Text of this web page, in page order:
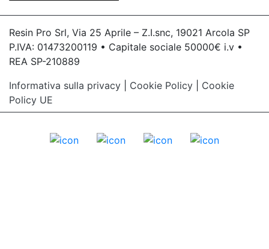
Resin Pro Srl, Via 25 Aprile – Z.I.snc, 19021 Arcola SP
P.IVA: 01473200119 • Capitale sociale 50000€ i.v •
REA SP-210889
Informativa sulla privacy
Cookie Policy
Cookie
Policy UE